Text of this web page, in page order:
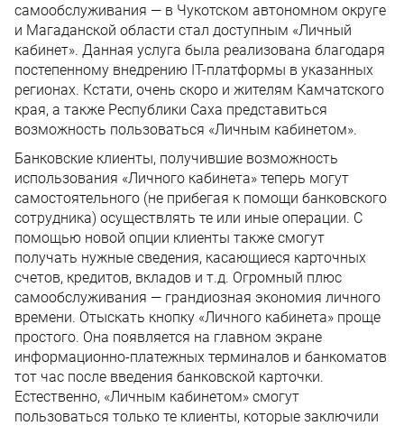
самообслуживания — в Чукотском автономном округе
и Магаданской области стал доступным «Личный
кабинет». Данная услуга была реализована благодаря
постепенному внедрению IT-платформы в указанных
регионах. Кстати, очень скоро и жителям Камчатского
края, а также Республики Саха представиться
возможность пользоваться «Личным кабинетом».
Банковские клиенты, получившие возможность
использования «Личного кабинета» теперь могут
самостоятельного (не прибегая к помощи банковского
сотрудника) осуществлять те или иные операции. С
помощью новой опции клиенты также смогут
получать нужные сведения, касающиеся карточных
счетов, кредитов, вкладов и т.д. Огромный плюс
самообслуживания — грандиозная экономия личного
времени. Отыскать кнопку «Личного кабинета» проще
простого. Она появляется на главном экране
информационно-платежных терминалов и банкоматов
тот час после введения банковской карточки.
Естественно, «Личным кабинетом» смогут
пользоваться только те клиенты, которые заключили